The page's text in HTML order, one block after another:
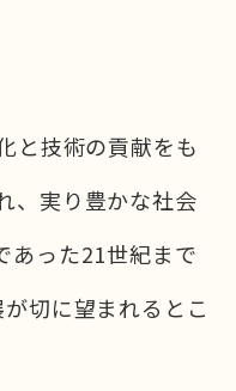
と技術の貢献をも
、実り豊かな社会
あった21世紀まで
切に望まれるとこ